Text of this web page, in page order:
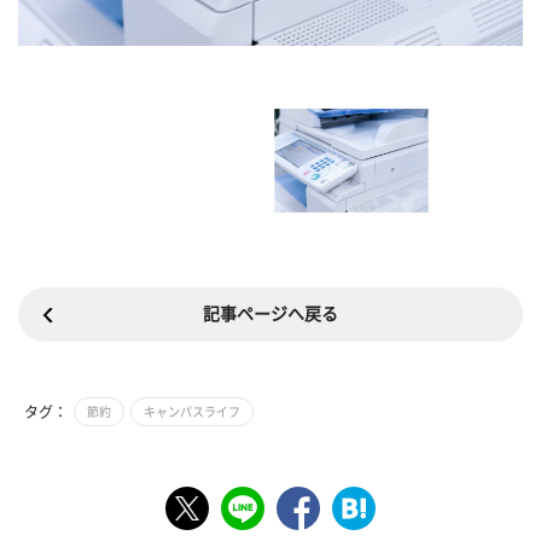
記事ページへ戻る
タグ： 節約 キャンパスライフ